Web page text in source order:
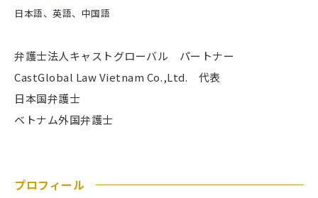
日本語、英語、中国語
弁護士法人キャストグローバル パートナー
CastGlobal Law Vietnam Co.,Ltd. 代表
日本国弁護士
ベトナム外国弁護士
プロフィール